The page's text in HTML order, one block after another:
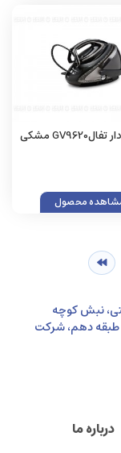
اتو مخزن دار تفالGV9620 مشکی
محصول
نبش کوچه
دی، طبقه دهم، شرکت
درباره ما